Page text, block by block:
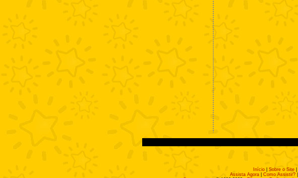
Início Sobre o Site
Assista Agora| Como Assistir?|